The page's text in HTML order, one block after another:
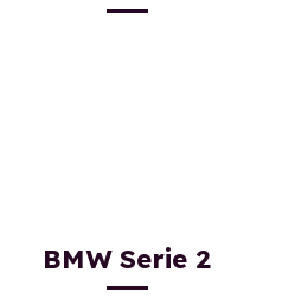
BMW Serie 2